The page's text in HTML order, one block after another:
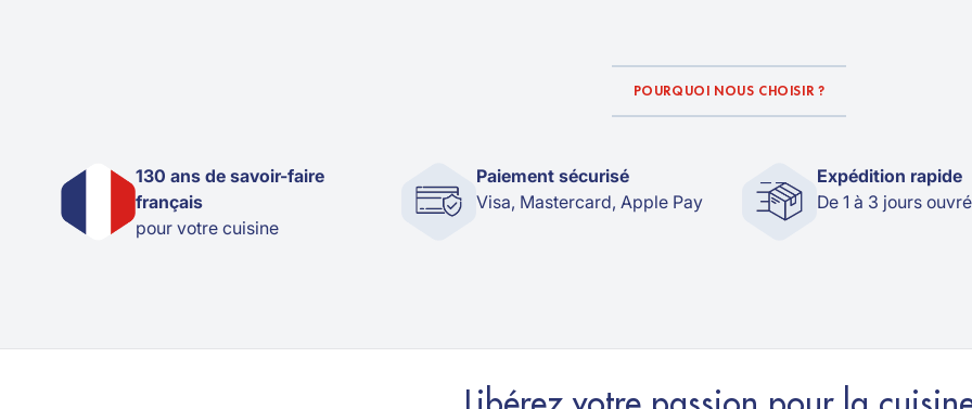
POURQUOI NOUS CHOISIR ?
130 ans de savoir-faire
français
pour votre cuisine
Paiement sécurisé
Visa, Mastercard, Apple Pay
Expédition rapide
De 1 à 3 jours